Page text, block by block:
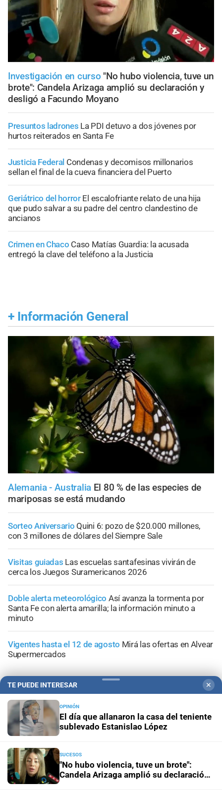
Investigación en curso "No hubo violencia, tuve un
brote": Candela Arizaga amplió su declaración y
desligó a Facundo Moyano
Presuntos ladrones La PDI detuvo a dos jóvenes por
hurtos reiterados en Santa Fe
Justicia Federal Condenas y decomisos millonarios
sellan el final de la cueva financiera del Puerto
Geriátrico del horror El escalofriante relato de una hija
que pudo salvar a su padre del centro clandestino de
ancianos
Crimen en Chaco Caso Matías Guardia: la acusada
entregó la clave del teléfono a la Justicia
+ Información General
Alemania - Australia El 80 % de las especies de
mariposas se está mudando
Sorteo Aniversario Quini 6: pozo de $20.000 millones,
con 3 millones de dólares del Siempre Sale
Visitas guiadas Las escuelas santafesinas vivirán de
cerca los Juegos Suramericanos 2026
Doble alerta meteorológico Así avanza la tormenta por
Santa Fe con alerta amarilla; la información minuto a
minuto
Vigentes hasta el 12 de agosto Mirá las ofertas en Alvear
Supermercados
TE PUEDE INTERESAR ✕
OPINIÓN
El día que allanaron la casa del teniente
sublevado Estanislao López
SUCESOS
"No hubo violencia, tuve un brote":
Candela Arizaga amplió su declaración